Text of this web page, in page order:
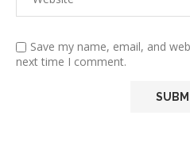
Save my name, email, and
next time I comment.